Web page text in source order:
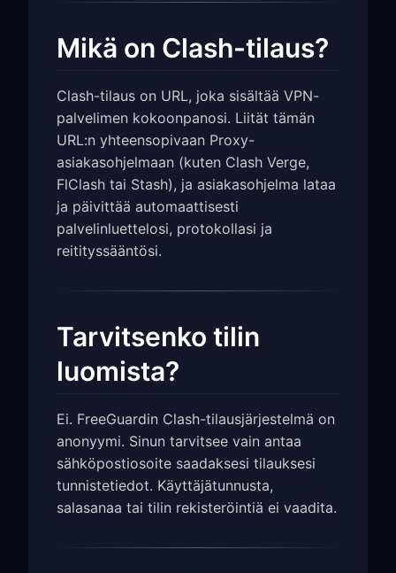
Mikä on Clash-tilaus?
Clash-tilaus on URL, joka sisältää VPN-
palvelimen kokoonpanosi. Liität tämän
URL:n yhteensopivaan Proxy-
asiakasohjelmaan (kuten Clash Verge,
FlClash tai Stash), ja asiakasohjelma lataa
ja päivittää automaattisesti
palvelinluettelosi, protokollasi ja
reitityssääntösi.
Tarvitsenko tilin
luomista?
Ei. FreeGuardin Clash-tilausjärjestelmä on
anonyymi. Sinun tarvitsee vain antaa
sähköpostiosoite saadaksesi tilauksesi
tunnistetiedot. Käyttäjätunnusta,
salasanaa tai tilin rekisteröintiä ei vaadita.